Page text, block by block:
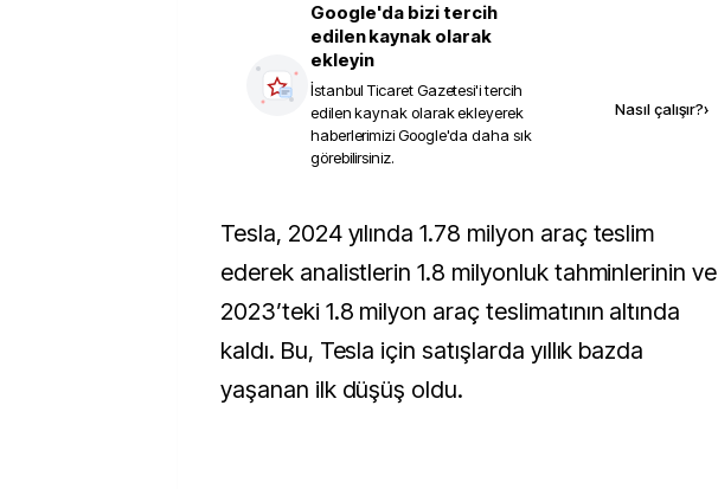
Google'da bizi tercih
edilen kaynak olarak
ekleyin
İstanbul Ticaret Gazetesi'i tercih
edilen kaynak olarak ekleyerek
haberlerimizi Google'da daha sık
görebilirsiniz.
Nasıl çalışır?›
Tesla, 2024 yılında 1.78 milyon araç teslim
ederek analistlerin 1.8 milyonluk tahminlerinin ve
2023’teki 1.8 milyon araç teslimatının altında
kaldı. Bu, Tesla için satışlarda yıllık bazda
yaşanan ilk düşüş oldu.